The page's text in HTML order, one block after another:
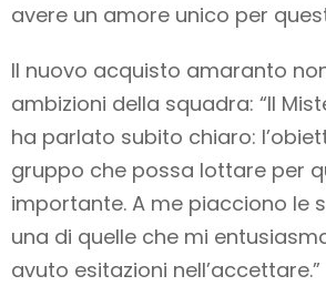
avere un amore unico per
Il nuovo acquisto amaranto
ambizioni della squadra: “Il
ha parlato subito chiaro:
gruppo che possa lottare per
importante. A me piacciono le
una di quelle che mi
avuto esitazioni nell’accettare.”